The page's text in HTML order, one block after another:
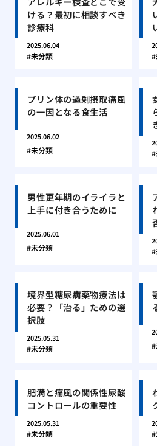
ける？最初に相談すべき
診療科
2025.06.04
未分類
プリン体の過剰摂取痛風
の一因となる食生活
2025.06.02
未分類
男性更年期のイライラと
上手に付き合うために
2025.06.01
未分類
境界型糖尿病薬物療法は
必要？「治る」ための選
択肢
2025.05.31
未分類
肥満と痛風の関係性尿酸
コントロールの重要性
2025.05.31
未分類